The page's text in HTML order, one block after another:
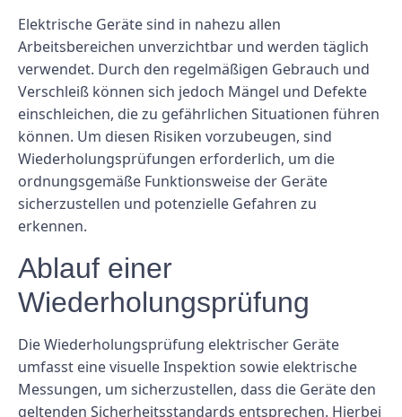
Elektrische Geräte sind in nahezu allen
Arbeitsbereichen unverzichtbar und werden täglich
verwendet. Durch den regelmäßigen Gebrauch und
Verschleiß können sich jedoch Mängel und Defekte
einschleichen, die zu gefährlichen Situationen führen
können. Um diesen Risiken vorzubeugen, sind
Wiederholungsprüfungen erforderlich, um die
ordnungsgemäße Funktionsweise der Geräte
sicherzustellen und potenzielle Gefahren zu
erkennen.
Ablauf einer
Wiederholungsprüfung
Die Wiederholungsprüfung elektrischer Geräte
umfasst eine visuelle Inspektion sowie elektrische
Messungen, um sicherzustellen, dass die Geräte den
geltenden Sicherheitsstandards entsprechen. Hierbei